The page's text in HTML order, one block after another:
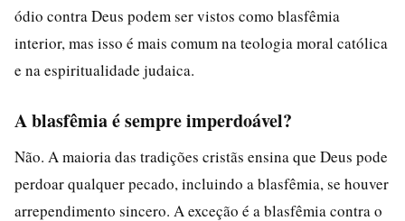
ódio contra Deus podem ser vistos como blasfêmia
interior, mas isso é mais comum na teologia moral católica
e na espiritualidade judaica.
A blasfêmia é sempre imperdoável?
Não. A maioria das tradições cristãs ensina que Deus pode
perdoar qualquer pecado, incluindo a blasfêmia, se houver
arrependimento sincero. A exceção é a blasfêmia contra o